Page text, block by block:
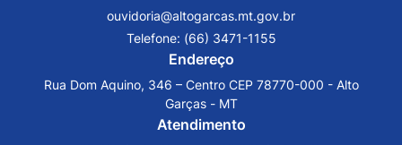
ouvidoria@altogarcas.mt.gov.br
Telefone: (66) 3471-1155
Endereço
Rua Dom Aquino, 346 – Centro CEP 78770-000 - Alto
Garças - MT
Atendimento